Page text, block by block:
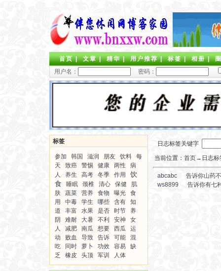
首页|文章|精华|用户推荐|标签|相册|
用户名：
密码：
标签
参加 韩国 滋润 朋友 饮料
每
天
致癌 警惕 健康 两性
病
人
养生 高考 冬季 作用
饮
食
睡眠 颈椎 清心 保健
肌
肤
蔬菜 营养 食物 曝光
食
用
中毒 学生 哪些 含有
知
道
丰富 水果 是否 时节
养
阴
难耐 大暑 不利 安神
女
人
减肥 南瓜 想要 西瓜
运
动
败血 导致 告诉 可能
混
吃
同时 萝卜 功效 容易
缺
乏
橡皮 头顶 军训 人体
日志标签关键字
当前位置： 首页→日志标
abcabc
告诉你山药
ws8899
告诉你有七